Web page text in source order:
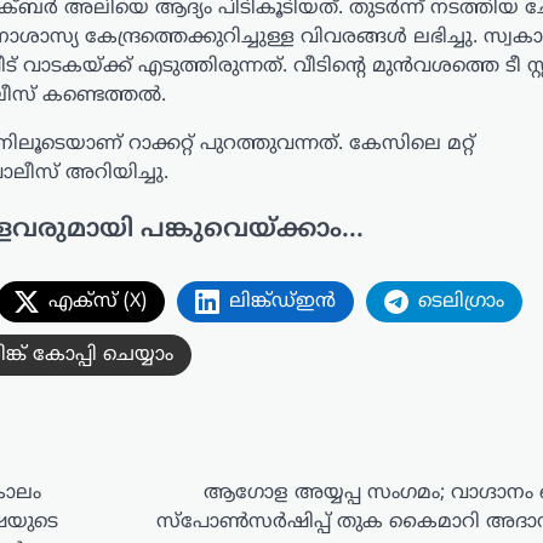
അലിയെ ആദ്യം പിടികൂടിയത്. തുടർന്ന് നടത്തിയ
കേന്ദ്രത്തെക്കുറിച്ചുള്ള വിവരങ്ങൾ ലഭിച്ചു.
എടുത്തിരുന്നത്. വീടിന്റെ മുൻവശത്തെ ടീ
കണ്ടെത്തൽ.
റാക്കറ്റ് പുറത്തുവന്നത്. കേസിലെ മറ്റ്
അറിയിച്ചു.
പങ്കുവെയ്ക്കാം...
എക്സ് (X) ലിങ്ക്ഡ്ഇൻ ടെലിഗ്രാം
കോപ്പി ചെയ്യാം
ആഗോള അയ്യപ്പ സംഗമം;
സ്പോൺസർഷിപ്പ് തുക കൈമാറി